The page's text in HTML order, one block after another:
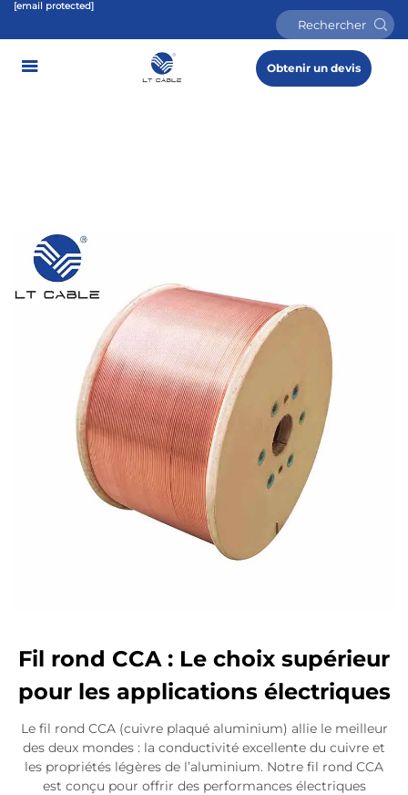
[email protected]
Obtenir un devis
Fil rond CCA : Le choix supérieur
pour les applications électriques
Le fil rond CCA (cuivre plaqué aluminium) allie le meilleur
des deux mondes : la conductivité excellente du cuivre et
les propriétés légères de l’aluminium. Notre fil rond CCA
est conçu pour offrir des performances électriques